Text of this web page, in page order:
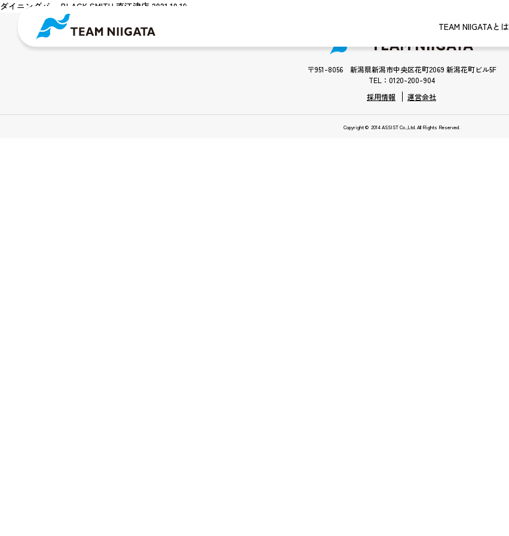
TEAM NIIGATAとは
ダイニングバー BLACK SMITH 直江津店 2021.10.19
〒951-8056 新潟県新潟市中央区花町2069 新潟花町ビル5F
TEL：0120-200-904
採用情報
運営会社
Copyright © 2014 ASSIST Co.,Ltd. All Rights Reserved.